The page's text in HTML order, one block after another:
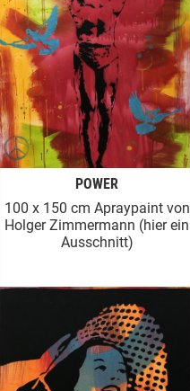
POWER
100 x 150 cm Apraypaint von
Holger Zimmermann (hier ein
Ausschnitt)